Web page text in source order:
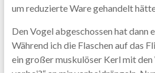
um reduzierte Ware gehandelt
Den Vogel abgeschossen hat dann
Während ich die Flaschen auf das
ein großer muskulöser Kerl mit